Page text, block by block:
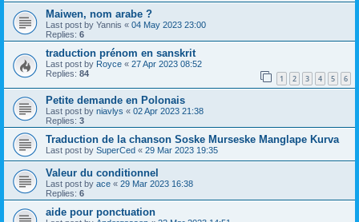
Maiwen, nom arabe ?
Last post by Yannis « 04 May 2023 23:00
Replies: 6
traduction prénom en sanskrit
Last post by Royce « 27 Apr 2023 08:52
Replies: 84 1 2 3 4 5 6
Petite demande en Polonais
Last post by niavlys « 02 Apr 2023 21:38
Replies: 3
Traduction de la chanson Soske Murseske Manglape Kurva
Last post by SuperCed « 29 Mar 2023 19:35
Valeur du conditionnel
Last post by ace « 29 Mar 2023 16:38
Replies: 6
aide pour ponctuation